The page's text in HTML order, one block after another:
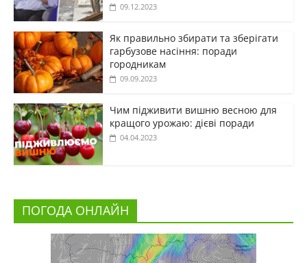
09.12.2023
Як правильно збирати та зберігати
гарбузове насіння: поради
городникам
09.09.2023
Чим підживити вишню весною для
кращого урожаю: дієві поради
04.04.2023
ПОГОДА ОНЛАЙН